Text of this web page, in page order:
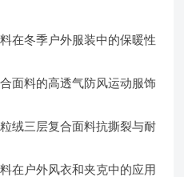
在冬季户外服装中的保暖性
面料的高透气防风运动服饰
绒三层复合面料抗撕裂与耐
在户外风衣和夹克中的应用